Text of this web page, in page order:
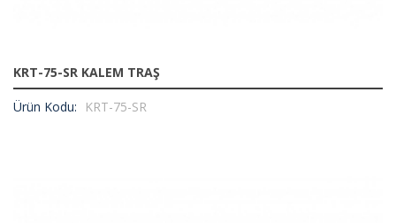
KRT-75-SR KALEM TRAŞ
Ürün Kodu: KRT-75-SR